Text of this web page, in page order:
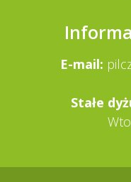
E-mail:
Stałe